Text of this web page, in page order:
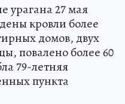
урагана 27 мая
кровли более
домов, двух
повалено более 60
79-летняя
пункта